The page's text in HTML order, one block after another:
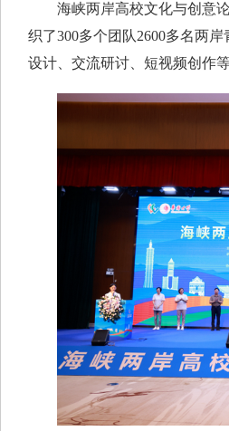
海峡两岸高校文化与创意论
织了300多个团队2600多名两
设计、交流研讨、短视频创作等